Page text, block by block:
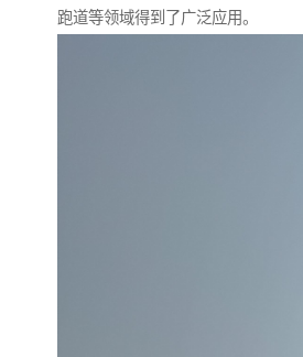
跑道等领域得到了广泛应用。